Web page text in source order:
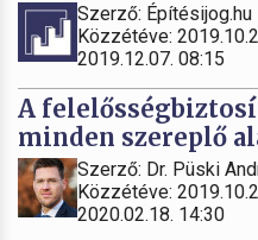
Szerző: Építésijog.hu
Közzétéve:
2019.12.07. 08:15
A
minden szereplő
Szerző: Dr. Püski
Közzétéve:
2020.02.18. 14:30